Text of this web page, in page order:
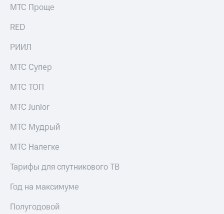
МТС Проще
RED
РИИЛ
МТС Супер
МТС ТОП
МТС Junior
МТС Мудрый
МТС Налегке
Тарифы для спутникового ТВ
Год на максимуме
Полугодовой